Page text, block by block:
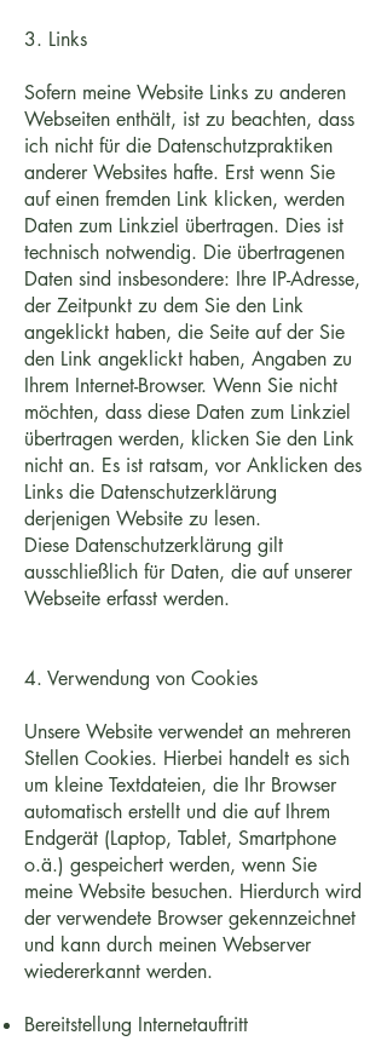
3. Links
Sofern meine Website Links zu anderen
Webseiten enthält, ist zu beachten, dass
ich nicht für die Datenschutzpraktiken
anderer Websites hafte. Erst wenn Sie
auf einen fremden Link klicken, werden
Daten zum Linkziel übertragen. Dies ist
technisch notwendig. Die übertragenen
Daten sind insbesondere: Ihre IP-Adresse,
der Zeitpunkt zu dem Sie den Link
angeklickt haben, die Seite auf der Sie
den Link angeklickt haben, Angaben zu
Ihrem Internet-Browser. Wenn Sie nicht
möchten, dass diese Daten zum Linkziel
übertragen werden, klicken Sie den Link
nicht an. Es ist ratsam, vor Anklicken des
Links die Datenschutzerklärung
derjenigen Website zu lesen.
Diese Datenschutzerklärung gilt
ausschließlich für Daten, die auf unserer
Webseite erfasst werden.
4. Verwendung von Cookies
Unsere Website verwendet an mehreren
Stellen Cookies. Hierbei handelt es sich
um kleine Textdateien, die Ihr Browser
automatisch erstellt und die auf Ihrem
Endgerät (Laptop, Tablet, Smartphone
o.ä.) gespeichert werden, wenn Sie
meine Website besuchen. Hierdurch wird
der verwendete Browser gekennzeichnet
und kann durch meinen Webserver
wiedererkannt werden.
Bereitstellung Internetauftritt